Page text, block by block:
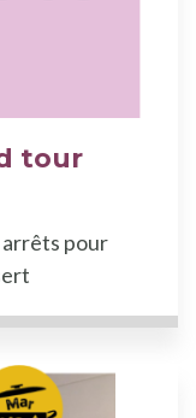
tour
arrêts pour